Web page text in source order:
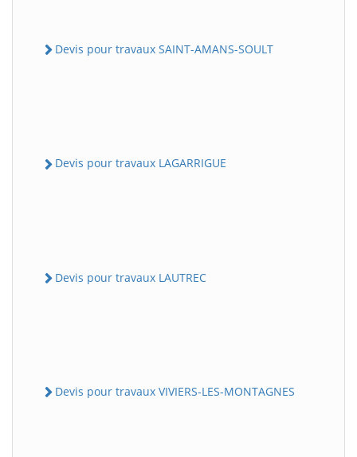
Devis pour travaux SAINT-AMANS-SOULT
Devis pour travaux LAGARRIGUE
Devis pour travaux LAUTREC
Devis pour travaux VIVIERS-LES-MONTAGNES